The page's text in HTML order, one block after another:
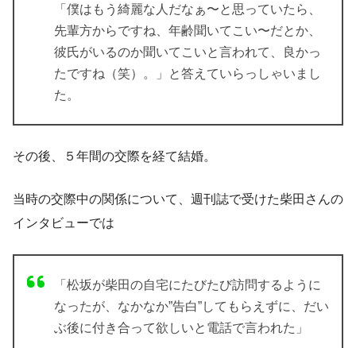
「僕はもう綺麗な人だなぁ〜と思っていたら、
先輩方からですね、年齢聞いてこい〜だとか、
彼氏がいるのか聞いてこいと言われて、良かっ
たですね（笑）。」と答えていらっしゃいまし
た。
その後、５年間の交際を経て結婚。
当時の交際中の関係について、週刊誌で受けた柴田さんの
インタビューでは
「松坂が柴田の自宅にたびたび訪問するように
なったが、なかなか”告白”してもらえずに、だい
ぶ後に付き合って欲しいと電話で言われた」